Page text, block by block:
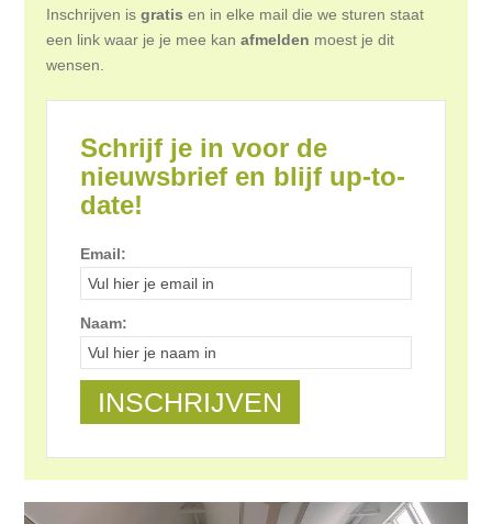
Inschrijven isgratis en in elke mail die we sturen staat
een link waar je je mee kanafmelden moest je dit
wensen.
Schrijf je in voor de
nieuwsbrief en blijf up-to-
date!
Email:
Naam: